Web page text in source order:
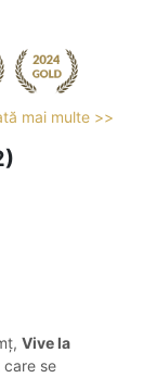
mai multe >>
Vive la
se